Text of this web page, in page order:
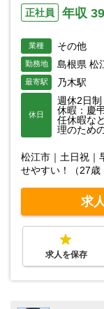
正社員 年収
業種 その他
勤務地 島根県 松
最寄駅 乃木駅
休日
週休2日
休暇：慶
任休暇な
理のため
松江市｜土日祝｜
せやすい！（27歳
求
求人を保存